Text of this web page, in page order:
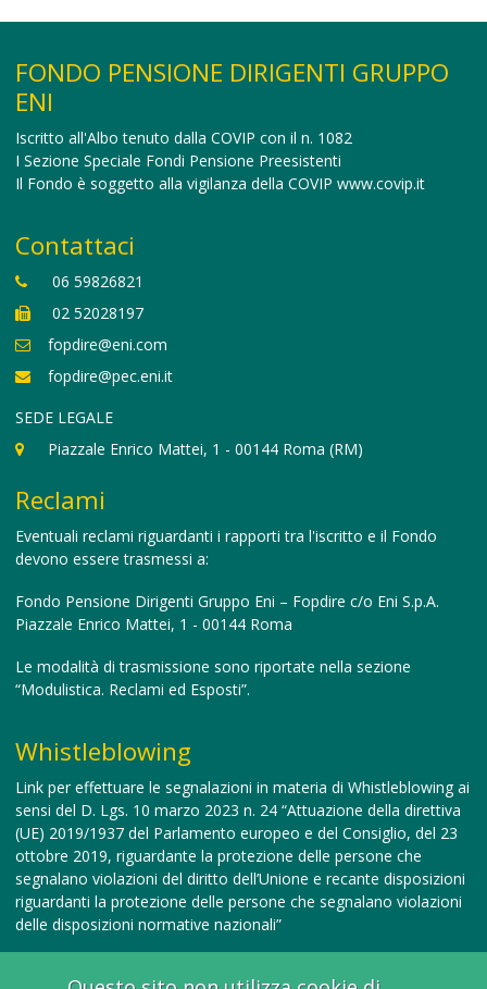
FONDO PENSIONE DIRIGENTI GRUPPO
ENI
Iscritto all'Albo tenuto dalla COVIP con il n. 1082
I Sezione Speciale Fondi Pensione Preesistenti
Il Fondo è soggetto alla vigilanza della COVIP www.covip.it
Contattaci
06 59826821
02 52028197
fopdire@eni.com
fopdire@pec.eni.it
SEDE LEGALE
Piazzale Enrico Mattei, 1 - 00144 Roma (RM)
Reclami
Eventuali reclami riguardanti i rapporti tra l'iscritto e il Fondo
devono essere trasmessi a:
Fondo Pensione Dirigenti Gruppo Eni – Fopdire c/o Eni S.p.A.
Piazzale Enrico Mattei, 1 - 00144 Roma
Le modalità di trasmissione sono riportate nella sezione
“Modulistica. Reclami ed Esposti”.
Whistleblowing
Link per effettuare le segnalazioni in materia di Whistleblowingai
sensi del D. Lgs. 10 marzo 2023 n. 24 “Attuazione della direttiva
(UE) 2019/1937 del Parlamento europeo e del Consiglio, del 23
ottobre 2019, riguardante la protezione delle persone che
segnalano violazioni del diritto dell’Unione e recante disposizioni
riguardanti la protezione delle persone che segnalano violazioni
delle disposizioni normative nazionali”